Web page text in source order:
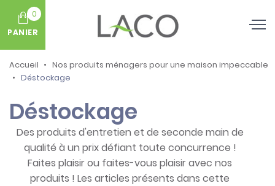
0
PANIER
Accueil
Nos produits ménagers pour une maison impeccable
Déstockage
Déstockage
Des produits d'entretien et de seconde main de
qualité à un prix défiant toute concurrence !
Faites plaisir ou faites-vous plaisir avec nos
produits ! Les articles présents dans cette